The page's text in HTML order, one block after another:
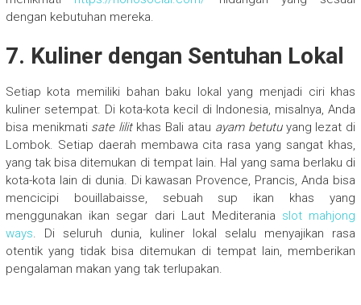
dengan kebutuhan mereka.
7. Kuliner dengan Sentuhan Lokal
Setiap kota memiliki bahan baku lokal yang menjadi ciri khas
kuliner setempat. Di kota-kota kecil di Indonesia, misalnya, Anda
bisa menikmati sate lilitkhas Bali atau ayam betutuyang lezat di
Lombok. Setiap daerah membawa cita rasa yang sangat khas,
yang tak bisa ditemukan di tempat lain. Hal yang sama berlaku di
kota-kota lain di dunia. Di kawasan Provence, Prancis, Anda bisa
mencicipi bouillabaisse, sebuah sup ikan khas yang
menggunakan ikan segar dari Laut Mediterania slot mahjong
ways. Di seluruh dunia, kuliner lokal selalu menyajikan rasa
otentik yang tidak bisa ditemukan di tempat lain, memberikan
pengalaman makan yang tak terlupakan.